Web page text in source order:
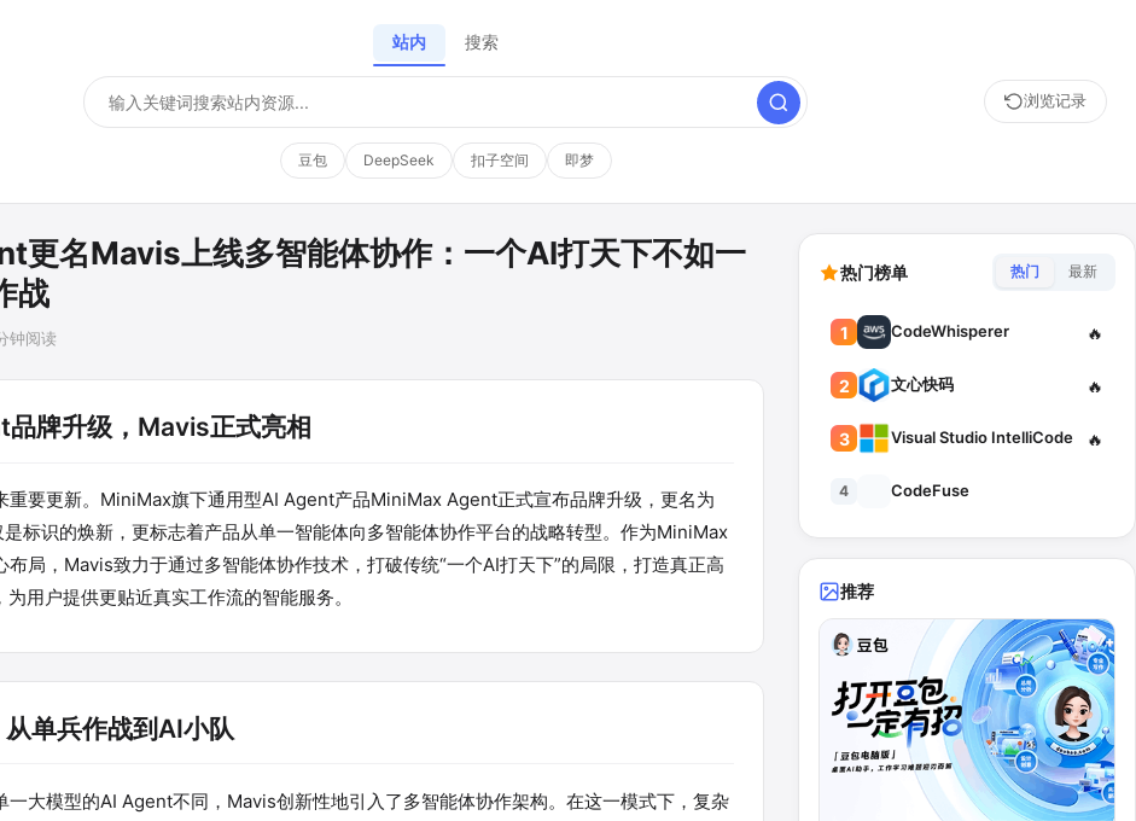
站内 搜索
豆包 DeepSeek 扣子空间 即梦
浏览记录
更名Mavis上线多智能体协作：一个AI打天下不如一
战
钟阅读
牌升级，Mavis正式亮相
重要更新。MiniMax旗下通用型AI Agent产品MiniMax Agent正式宣布品牌升级，更名为
标识的焕新，更标志着产品从单一智能体向多智能体协作平台的战略转型。作为MiniMax
局，Mavis致力于通过多智能体协作技术，打破传统“一个AI打天下”的局限，打造真正高
用户提供更贴近真实工作流的智能服务。
单兵作战到AI小队
一大模型的AI Agent不同，Mavis创新性地引入了多智能体协作架构。在这一模式下，复杂
热门榜单 热门 最新
1 CodeWhisperer 🔥
2 文心快码 🔥
3 Visual Studio IntelliCode 🔥
4 CodeFuse
推荐